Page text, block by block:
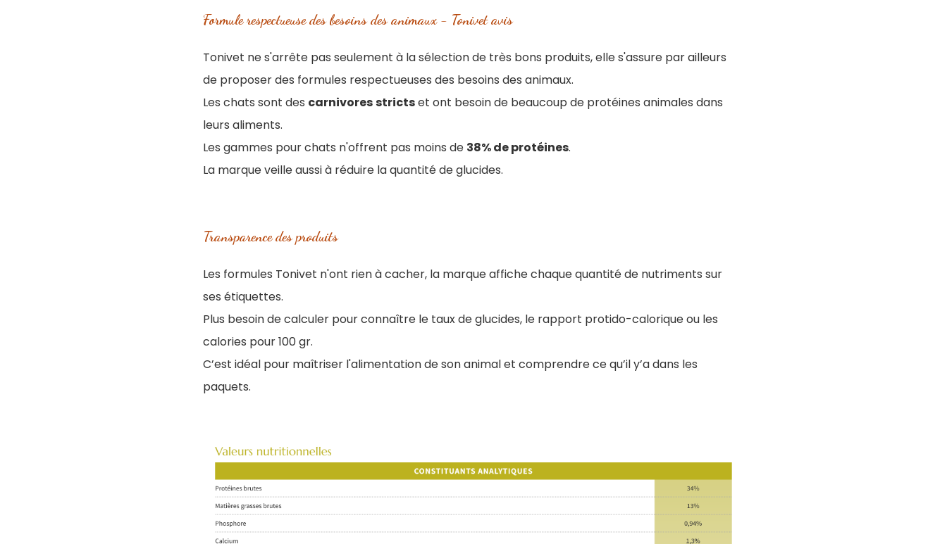
Formule respectueuse des besoins des animaux - Tonivet avis
Tonivet ne s'arrête pas seulement à la sélection de très bons produits, elle s'assure par ailleurs
de proposer des formules respectueuses des besoins des animaux.
Les chats sont des carnivoresstrictset ont besoin de beaucoup de protéines animales dans
leurs aliments.
Les gammes pour chats n'offrent pas moins de 38% de protéines.
La marque veille aussi à réduire la quantité de glucides.
Transparence des produits
Les formules Tonivet n'ont rien à cacher, la marque affiche chaque quantité de nutriments sur
ses étiquettes.
Plus besoin de calculer pour connaître le taux de glucides, le rapport protido-calorique ou les
calories pour 100 gr.
C’est idéal pour maîtriser l'alimentation de son animal et comprendre ce qu’il y’a dans les
paquets.